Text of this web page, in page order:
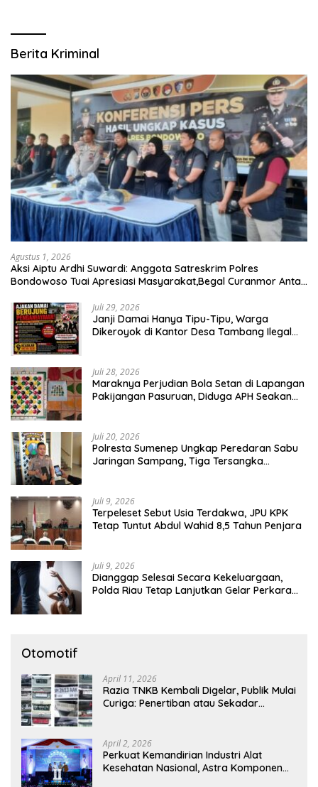
Berita Kriminal
Agustus 1, 2026
Aksi Aiptu Ardhi Suwardi: Anggota Satreskrim Polres
Bondowoso Tuai Apresiasi Masyarakat,Begal Curanmor Antar
Juli 29, 2026
Janji Damai Hanya Tipu-Tipu, Warga
Dikeroyok di Kantor Desa Tambang Ilegal
Juli 28, 2026
Maraknya Perjudian Bola Setan di Lapangan
Pakijangan Pasuruan, Diduga APH Seakan
Juli 20, 2026
Polresta Sumenep Ungkap Peredaran Sabu
Jaringan Sampang, Tiga Tersangka
Juli 9, 2026
Terpeleset Sebut Usia Terdakwa, JPU KPK
Tetap Tuntut Abdul Wahid 8,5 Tahun Penjara
Juli 9, 2026
Dianggap Selesai Secara Kekeluargaan,
Polda Riau Tetap Lanjutkan Gelar Perkara
Otomotif
April 11, 2026
Razia TNKB Kembali Digelar, Publik Mulai
Curiga: Penertiban atau Sekadar
April 2, 2026
Perkuat Kemandirian Industri Alat
Kesehatan Nasional, Astra Komponen